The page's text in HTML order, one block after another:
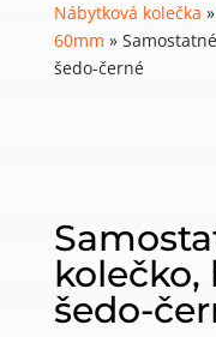
Nábytková kolečka »
60mm »
šedo-černé
kolečko,
šedo-